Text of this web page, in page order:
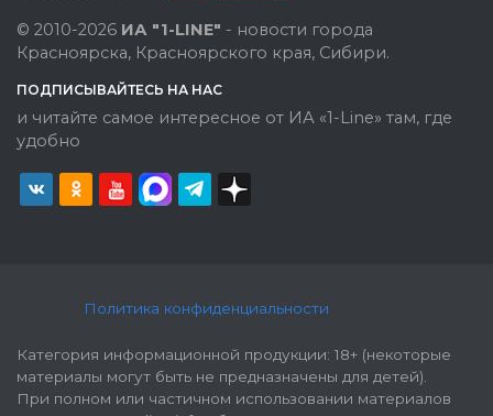
© 2010-2026 ИА "1-LINE" - новости города
Красноярска, Красноярского края, Сибири.
ПОДПИСЫВАЙТЕСЬ НА НАС
и читайте самое интересное от ИА «1-Line» там, где
удобно
Политика конфиденциальности
Категория информационной продукции: 18+ (некоторые
материалы могут быть не предназначены для детей).
При полном или частичном использовании материалов